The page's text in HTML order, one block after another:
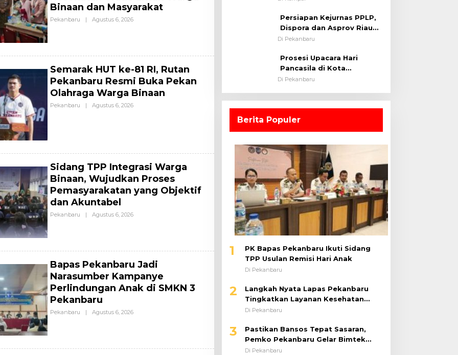
Binaan dan Masyarakat
Pekanbaru | Agustus 6, 2026O
L
Semarak HUT ke-81 RI, Rutan
Pekanbaru Resmi Buka Pekan
Olahraga Warga Binaan
Pekanbaru | Agustus 6, 2026O
Sidang TPP Integrasi Warga
Binaan, Wujudkan Proses
Pemasyarakatan yang Objektif
dan Akuntabel
Pekanbaru | Agustus 6, 2026O
L
Bapas Pekanbaru Jadi
Narasumber Kampanye
Perlindungan Anak di SMKN 3
Pekanbaru
Pekanbaru | Agustus 6, 2026O
L
Persiapan Kejurnas PPLP,
Dispora dan Asprov Riau
Tinjau Kelayakan Rumput
Di Pekanbaru
Prosesi Upacara Hari
Pancasila di Kota
Pekanbaru Tetap Khidmat
Di Pekanbaru
Berita Populer
1
PK Bapas Pekanbaru Ikuti Sidang
TPP Usulan Remisi Hari Anak
Di Pekanbaru
2
Langkah Nyata Lapas Pekanbaru
Tingkatkan Layanan Kesehatan
Melalui Program Prolanis
Di Pekanbaru
3
Pastikan Bansos Tepat Sasaran,
Pemko Pekanbaru Gelar Bimtek
DTSEN Bagi Operator Puskessos
Di Pekanbaru